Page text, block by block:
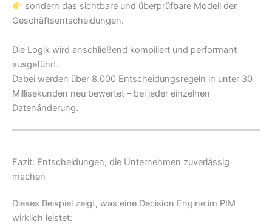
sondern das sichtbare und überprüfbare Modell der
Geschäftsentscheidungen.
Die Logik wird anschließend kompiliert und performant
ausgeführt.
Dabei werden über 8.000 Entscheidungsregeln in unter 30
Millisekunden neu bewertet – bei jeder einzelnen
Datenänderung.
Fazit: Entscheidungen, die Unternehmen zuverlässig
machen
Dieses Beispiel zeigt, was eine Decision Engine im PIM
wirklich leistet: